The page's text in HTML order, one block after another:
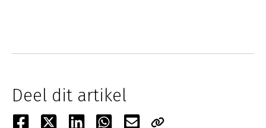
Deel dit artikel